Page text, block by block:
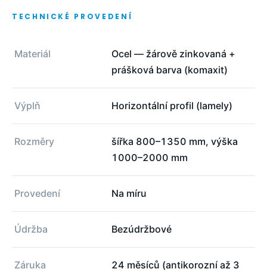
TECHNICKÉ PROVEDENÍ
Materiál
Ocel — žárově zinkovaná +
prášková barva (komaxit)
Výplň Horizontální profil (lamely)
Rozměry
šířka 800–1350 mm, výška
1000–2000 mm
Provedení Na míru
Údržba Bezúdržbové
Záruka
24 měsíců (antikorozní až 3